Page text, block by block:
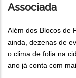
Associada
Além dos Blocos de
ainda, dezenas de
o clima de folia na
ano já conta com